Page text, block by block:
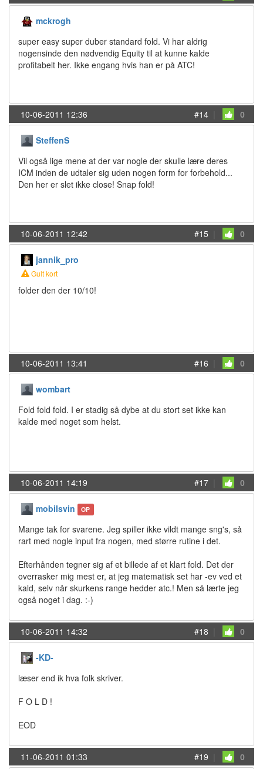
mckrogh
super easy super duber standard fold. Vi har aldrig
nogensinde den nødvendig Equity til at kunne kalde
profitabelt her. Ikke engang hvis han er på ATC!
10-06-2011 12:36 #14 | 0
SteffenS
Vil også lige mene at der var nogle der skulle lære deres
ICM inden de udtaler sig uden nogen form for forbehold...
Den her er slet ikke close! Snap fold!
10-06-2011 12:42 #15 | 0
jannik_pro
Gult kort
folder den der 10/10!
10-06-2011 13:41 #16 | 0
wombart
Fold fold fold. I er stadig så dybe at du stort set ikke kan
kalde med noget som helst.
10-06-2011 14:19 #17 | 0
mobilsvin OP
Mange tak for svarene. Jeg spiller ikke vildt mange sng's, så
rart med nogle input fra nogen, med større rutine i det.
Efterhånden tegner sig af et billede af et klart fold. Det der
overrasker mig mest er, at jeg matematisk set har -ev ved et
kald, selv når skurkens range hedder atc.! Men så lærte jeg
også noget i dag. :-)
10-06-2011 14:32 #18 | 0
-KD-
læser end ik hva folk skriver.
F O L D !
EOD
11-06-2011 01:33 #19 | 0